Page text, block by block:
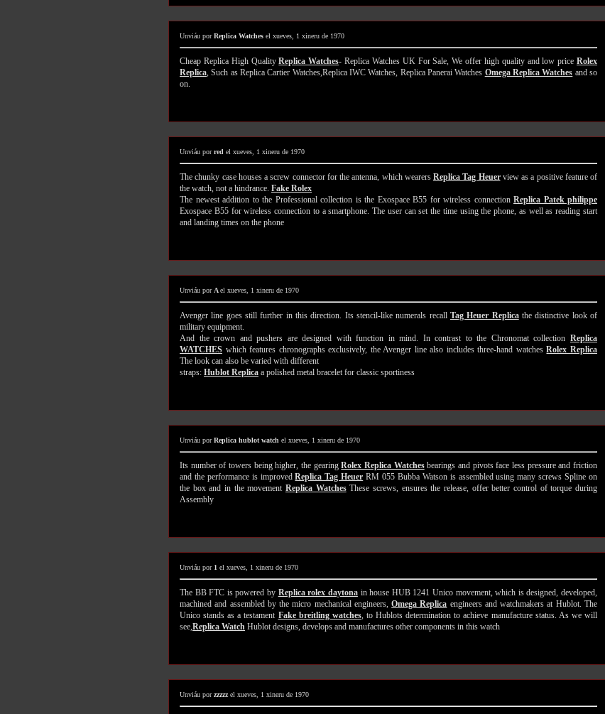
Unviáu porReplica Watches el xueves, 1 xineru de 1970
Cheap Replica High QualityReplica Watches- Replica Watches UK For Sale, We offer high quality and low priceRolex
Replica, Such as Replica Cartier Watches,Replica IWC Watches, Replica Panerai Watches Omega Replica Watches and so
on.
Unviáu porred el xueves, 1 xineru de 1970
The chunky case houses a screw connector for the antenna, which wearers Replica Tag Heuerview as a positive feature of
the watch, not a hindrance. Fake Rolex
The newest addition to the Professional collection is the Exospace B55 for wireless connection Replica Patek philippe
Exospace B55 for wireless connection to a smartphone. The user can set the time using the phone, as well as reading start
and landing times on the phone
Unviáu porAel xueves, 1 xineru de 1970
Avenger line goes still further in this direction. Its stencil-like numerals recall Tag Heuer Replicathe distinctive look of
military equipment.
And the crown and pushers are designed with function in mind. In contrast to the Chronomat collection Replica
WATCHES which features chronographs exclusively, the Avenger line also includes three-hand watchesRolex Replica
The look can also be varied with different
straps: Hublot Replica a polished metal bracelet for classic sportiness
Unviáu porReplica hublot watch el xueves, 1 xineru de 1970
Its number of towers being higher, the gearingRolex Replica Watchesbearings and pivots face less pressure and friction
and the performance is improvedReplica Tag Heuer RM 055 Bubba Watson is assembled using many screws Spline on
the box and in the movement Replica WatchesThese screws, ensures the release, offer better control of torque during
Assembly
Unviáu por 1 el xueves, 1 xineru de 1970
The BB FTC is powered by Replica rolex daytonain house HUB 1241 Unico movement, which is designed, developed,
machined and assembled by the micro mechanical engineers,Omega Replica engineers and watchmakers at Hublot. The
Unico stands as a testament Fake breitling watches, to Hublots determination to achieve manufacture status. As we will
see,Replica Watch Hublot designs, develops and manufactures other components in this watch
Unviáu porzzzzzel xueves, 1 xineru de 1970